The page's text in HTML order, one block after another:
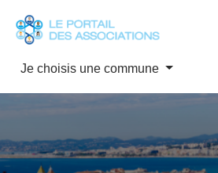
Je choisis une commune